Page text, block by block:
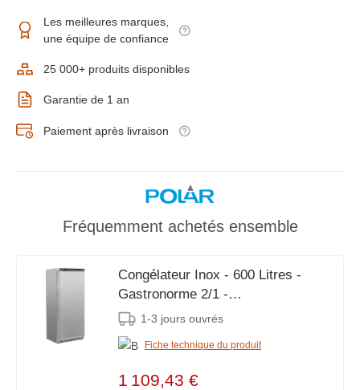
Les meilleures marques,
une équipe de confiance
25 000+ produits disponibles
Garantie de 1 an
Paiement après livraison
Fréquemment achetés ensemble
Congélateur Inox - 600 Litres -
Gastronorme 2/1 -
780x690x1890(h)mm
1-3 jours ouvrés
Fiche technique du produit
1 109,43 €